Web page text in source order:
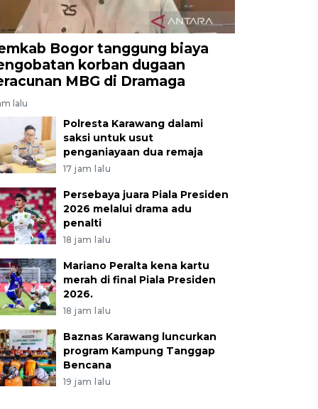
Bogor tanggung biaya
korban dugaan
MBG di Dramaga
lalu
Polresta Karawang dalami
saksi untuk usut
penganiayaan dua remaja
17 jam lalu
Persebaya juara Piala Presiden
2026 melalui drama adu
penalti
18 jam lalu
Mariano Peralta kena kartu
merah di final Piala Presiden
2026.
18 jam lalu
Baznas Karawang luncurkan
program Kampung Tanggap
Bencana
19 jam lalu